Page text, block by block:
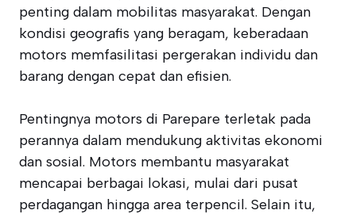
penting dalam mobilitas masyarakat. Dengan
kondisi geografis yang beragam, keberadaan
motors memfasilitasi pergerakan individu dan
barang dengan cepat dan efisien.
Pentingnya motors di Parepare terletak pada
perannya dalam mendukung aktivitas ekonomi
dan sosial. Motors membantu masyarakat
mencapai berbagai lokasi, mulai dari pusat
perdagangan hingga area terpencil. Selain itu,